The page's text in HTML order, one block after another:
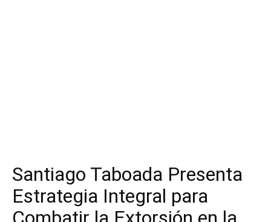
Santiago Taboada Presenta
Estrategia Integral para